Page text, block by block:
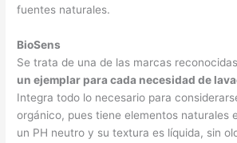
fuentes naturales.
BioSens
Se trata de una de las marcas
un ejemplar para cada necesidad de
Integra todo lo necesario para
orgánico, pues tiene elementos naturales
un PH neutro y su textura es líquida, sin